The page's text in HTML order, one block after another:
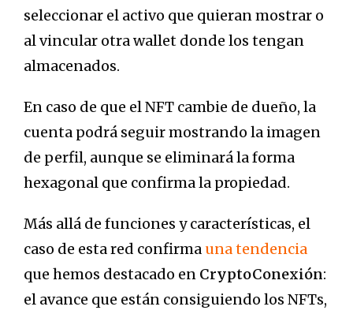
seleccionar el activo que quieran mostrar o
al vincular otra wallet donde los tengan
almacenados.
En caso de que el NFT cambie de dueño, la
cuenta podrá seguir mostrando la imagen
de perfil, aunque se eliminará la forma
hexagonal que confirma la propiedad.
Más allá de funciones y características, el
caso de esta red confirma una tendencia
que hemos destacado en CryptoConexión:
el avance que están consiguiendo los NFTs,